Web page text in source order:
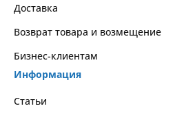
Доставка
Возврат товара и возмещение
Бизнес-клиентам
Информация
Статьи